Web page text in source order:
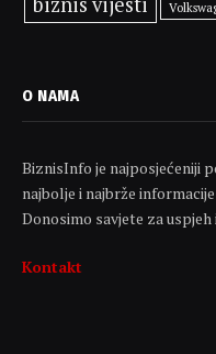
O NAMA
BiznisInfo je najposjećeniji
najbolje i najbrže
Donosimo savjete za
Kontakt